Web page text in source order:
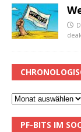
PF-BITS IM